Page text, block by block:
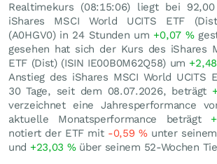
Realtimekurs (08:15:06) liegt bei 92,00
iShares MSCI World UCITS ETF
(A0HGV0) in 24 Stunden um +0,07 %
gesehen hat sich der Kurs des iShares
ETF (Dist) (ISIN IE00B0M62Q58) um
Anstieg des iShares MSCI World UCITS
30 Tage, seit dem 08.07.2026, beträgt
verzeichnet eine Jahresperformance
aktuelle Monatsperformance beträgt
notiert der ETF mit -0,59 %unter seinem
und +23,03 %über seinem 52-Wochen